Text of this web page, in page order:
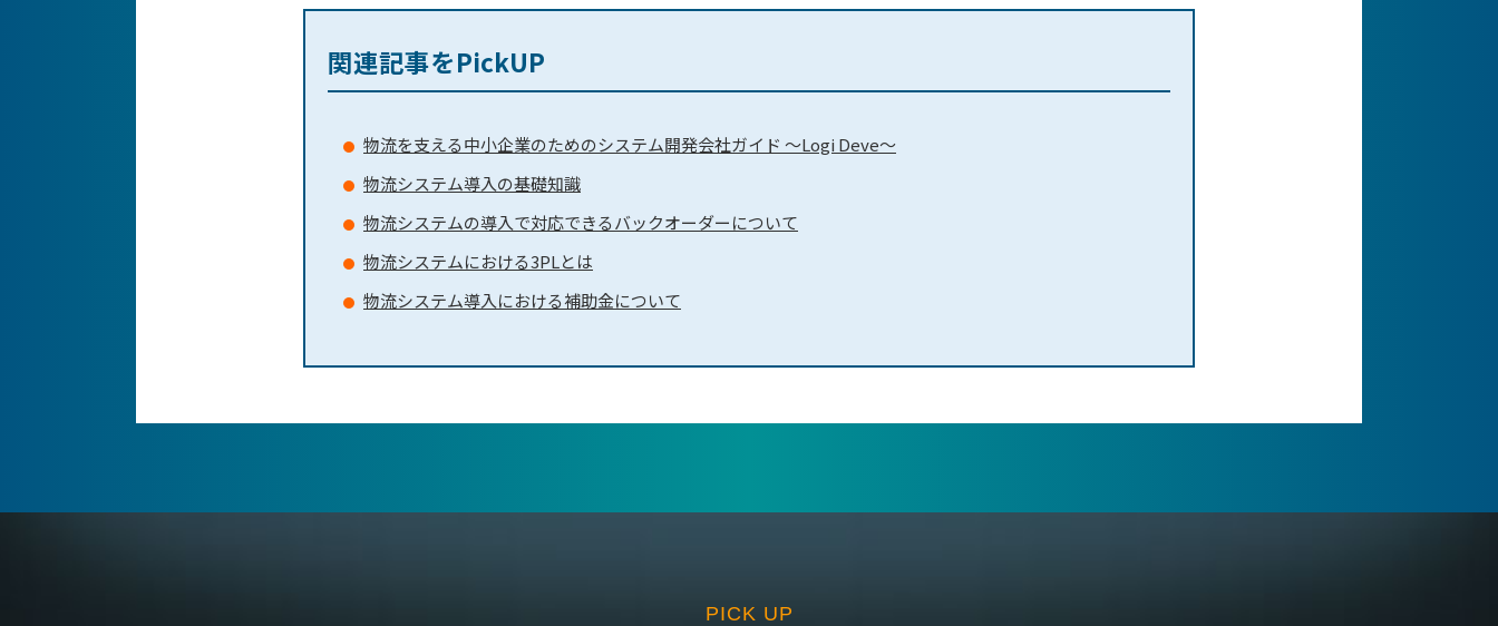
関連記事をPickUP
物流を支える中小企業のためのシステム開発会社ガイド ～Logi Deve～
物流システム導入の基礎知識
物流システムの導入で対応できるバックオーダーについて
物流システムにおける3PLとは
物流システム導入における補助金について
PICK UP